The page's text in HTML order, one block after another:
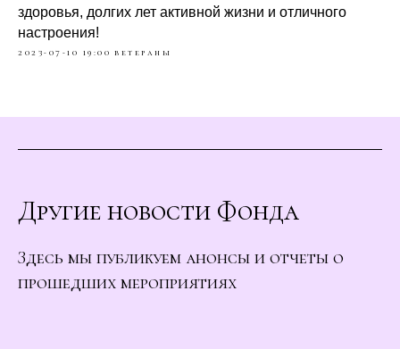
здоровья, долгих лет активной жизни и отличного
настроения!
2023-07-10 19:00 ветераны
Другие новости Фонда
Здесь мы публикуем анонсы и отчеты о
прошедших мероприятиях